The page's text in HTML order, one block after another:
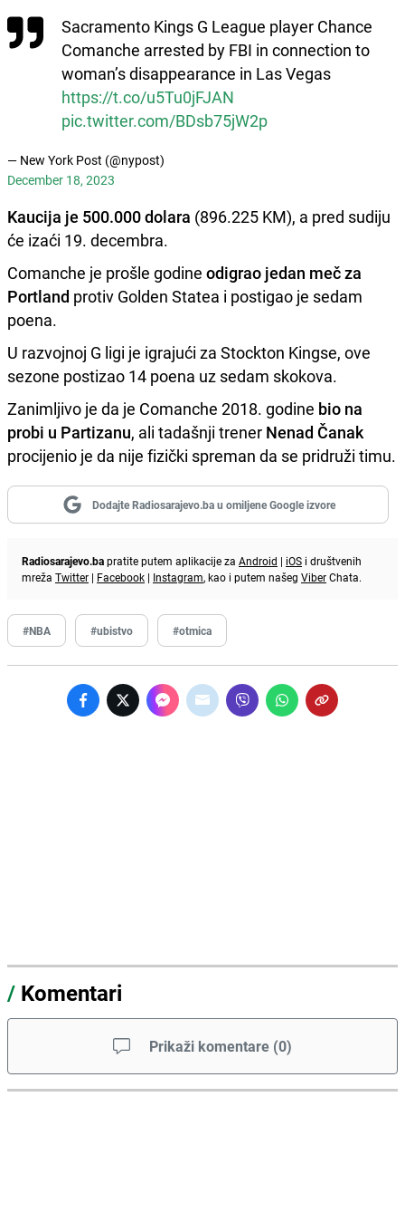
Sacramento Kings G League player Chance
Comanche arrested by FBI in connection to
woman’s disappearance in Las Vegas
https://t.co/u5Tu0jFJAN
pic.twitter.com/BDsb75jW2p
— New York Post (@nypost)
December 18, 2023
Kaucija je 500.000 dolara (896.225 KM), a pred sudiju
će izaći 19. decembra.
Comanche je prošle godine odigrao jedan meč za
Portland protiv Golden Statea i postigao je sedam
poena.
U razvojnoj G ligi je igrajući za Stockton Kingse, ove
sezone postizao 14 poena uz sedam skokova.
Zanimljivo je da je Comanche 2018. godine bio na
probi u Partizanu, ali tadašnji trener Nenad Čanak
procijenio je da nije fizički spreman da se pridruži timu.
Dodajte Radiosarajevo.ba u omiljene Google izvore
Radiosarajevo.bapratite putem aplikacije za Android | iOS i društvenih
mreža Twitter | Facebook | Instagram, kao i putem našeg ViberChata.
#NBA #ubistvo #otmica
/ Komentari
Prikaži komentare (0)